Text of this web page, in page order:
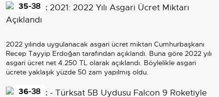
2022 yılında uygulanacak asgari ücret miktarı Cumhurbaşkanı
Recep Tayyip Erdoğan tarafından açıklandı. Buna göre 2022 yılı
asgari ücret net 4.250 TL olarak açıklandı. Böylelikle asgari
ücrete yaklaşık yüzde 50 zam yapılmış oldu.
35-38
36-38